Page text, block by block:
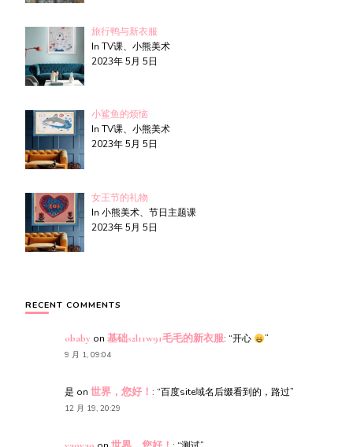
旅行鸭与新衣服
In TV课、小熊美术
2023年 5月 5日
小鲨鱼的烦恼
In TV课、小熊美术
2023年 5月 5日
女王节的礼物
In 小熊美术、节日主题课
2023年 5月 5日
RECENT COMMENTS
obaby on 基础s2l11w91毛毛的新衣服: “开心 ”
9 月 1, 09:04
是 on 世界，您好！ : “百度site域名后缀看到的，路过”
12 月 19, 20:29